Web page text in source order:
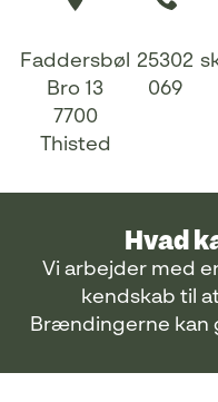
Faddersbøl
Bro 13
7700
Thisted
25302
069
Hvad
Vi arbejder med
kendskab til
Brændingerne kan